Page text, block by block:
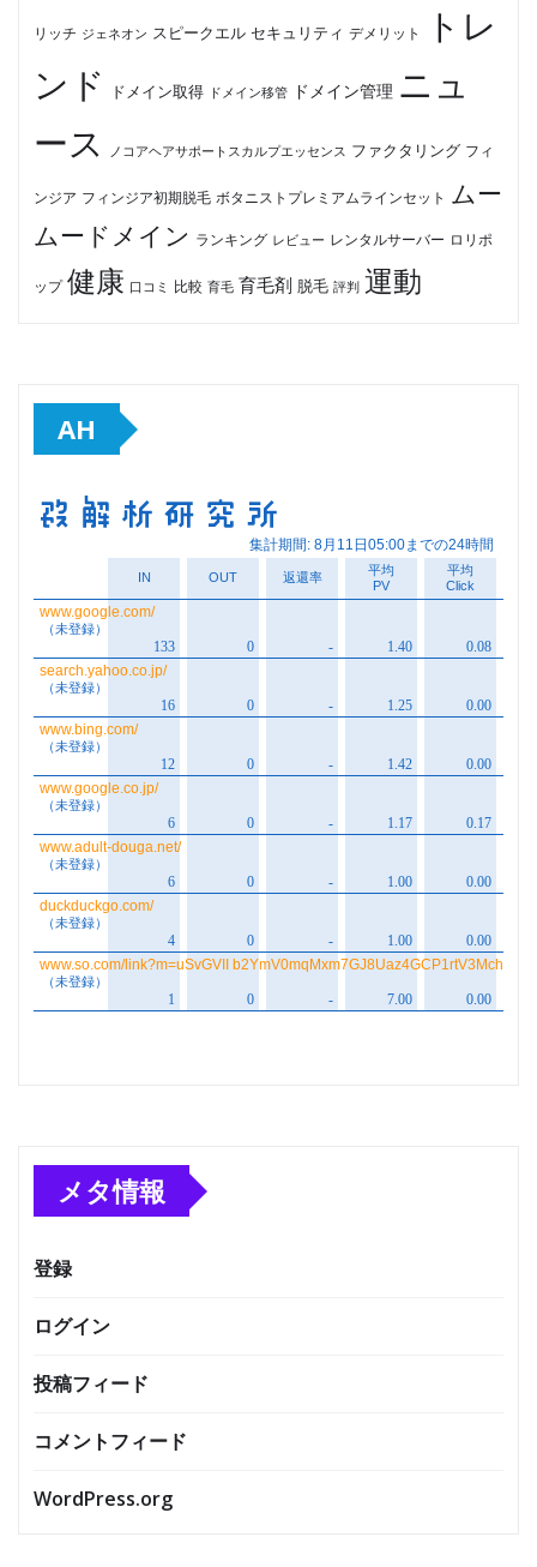
リッチ ジェネオン スピークエル セキュリティ デメリット
トレ
ンド
ドメイン取得 ドメイン移管 ドメイン管理 ニュ
ース
ノコアヘアサポートスカルプエッセンス ファクタリング フィ
ンジア フィンジア初期脱毛 ボタニストプレミアムラインセット ムー
ムードメイン ランキング レビュー レンタルサーバー ロリポ
ップ 健康 口コミ 比較 育毛 育毛剤 脱毛 評判 運動
AH
メタ情報
登録
ログイン
投稿フィード
コメントフィード
WordPress.org